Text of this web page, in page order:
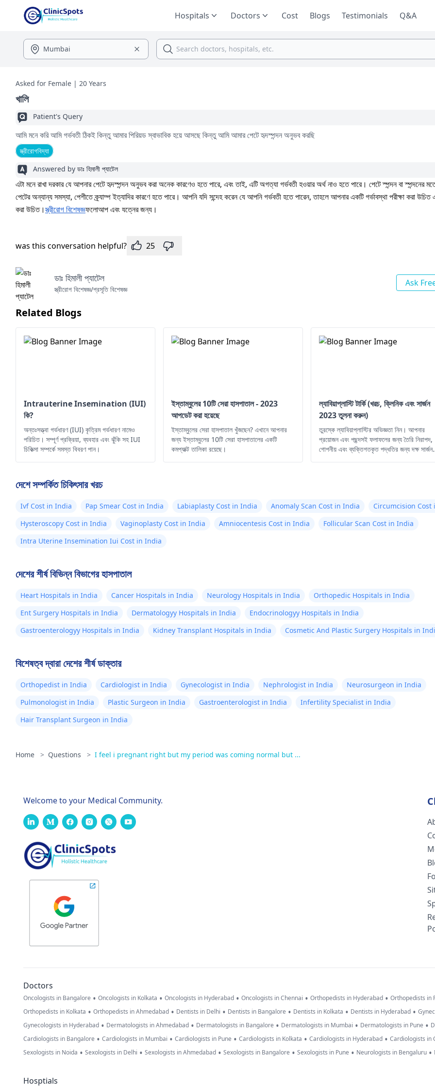
Hospitals Doctors Cost Blogs Testimonials Q&A
Asked for Female | 20 Years
খালি
Patient's Query
আমি মনে করি আমি গর্ভবতী ঠিকই কিন্তু আমার পিরিয়ড স্বাভাবিক হয়ে আসছে কিন্তু আমি আমার পেটে হৃদস্পন্দন অনুভব করছি
স্ত্রীরোগবিদ্যা
Answered by ডাঃ হিমালী প্যাটেল
এটা মনে রাখা দরকার যে আপনার পেটে হৃদস্পন্দন অনুভব করা অনেক কারণেও হতে পারে, এবং তাই, এটি অগত্যা গর্ভবতী হওয়ার অর্থ নাও হতে পারে। পেটে স্পন্দন বা স্পন্দনের
পেটের অন্যান্য সমস্যা, পেশীতে ক্র্যাম্প ইত্যাদির কারণে হতে পারে। আপনি যদি সন্দেহ করেন যে আপনি গর্ভবতী হতে পারেন, তাহলে আপনার একটি গর্ভাবস্থা পরীক্ষা করা উচিত
করা উচিত।স্ত্রীরোগ বিশেষজ্ঞফলোআপ এবং যত্নের জন্য।
was this conversation helpful? 25
ডাঃ হিমালী প্যাটেল
স্ত্রীরোগ বিশেষজ্ঞ/প্রসূতি বিশেষজ্ঞ
Ask
Related Blogs
Intrauterine Insemination (IUI)
কি?
অন্তঃসত্ত্বা গর্ভধারণ (IUI) কৃত্রিম গর্ভধারণ নামেও
পরিচিত। সম্পূর্ণ প্রক্রিয়া, ব্যবহার এবং ঝুঁকি সহ IUI
চিকিত্সা সম্পর্কে সমস্ত বিবরণ পান।
ইস্তাম্বুলের 10টি সেরা হাসপাতাল - 2023
আপডেট করা হয়েছে
ইস্তাম্বুলের সেরা হাসপাতাল খুঁজছেন? এখানে আপনার
জন্য ইস্তাম্বুলের 10টি সেরা হাসপাতালের একটি
কমপ্যাক্ট তালিকা রয়েছে।
ল্যাবিয়াপ্লাস্টি টার্কি (খরচ, ক্লিনিক এবং সার্জন
2023 তুলনা করুন)
তুরস্কে ল্যাবিয়াপ্লাস্টির অভিজ্ঞতা নিন। আপনার
প্রয়োজন এবং পছন্দসই ফলাফলের জন্য তৈরি নিরাপদ,
গোপনীয় এবং ব্যক্তিগতকৃত পদ্ধতির জন্য দক্ষ সার্জন
দেশে সম্পর্কিত চিকিৎসার খরচ
Ivf Cost in India Pap Smear Cost in India Labiaplasty Cost in India Anomaly Scan Cost in India
Circumcision Cost
Hysteroscopy Cost in India
Vaginoplasty Cost in India Amniocentesis Cost in India
Follicular Scan Cost in India
Intra Uterine Insemination Iui Cost in India
দেশের শীর্ষ বিভিন্ন বিভাগের হাসপাতাল
Heart Hospitals in India Cancer Hospitals in India Neurology Hospitals in India
Orthopedic Hospitals in India
Ent Surgery Hospitals in India
Dermatologyy Hospitals in India
Endocrinologyy Hospitals in India
Gastroenterologyy Hospitals in India
Kidney Transplant Hospitals in India Cosmetic And Plastic Surgery Hospitals in
বিশেষত্ব দ্বারা দেশের শীর্ষ ডাক্তার
Orthopedist in India Cardiologist in India Gynecologist in India Nephrologist in India
Neurosurgeon in India
Pulmonologist in India
Plastic Surgeon in India Gastroenterologist in India
Infertility Specialist in India
Hair Transplant Surgeon in India
Home > Questions > I feel i pregnant right but my period was coming normal but ...
Welcome to your Medical Community.
Doctors
Oncologists in Bangalore • Oncologists in Kolkata • Oncologists in Hyderabad • Oncologists in Chennai • Orthopedists in Hyderabad • Orthopedists in
Orthopedists in Kolkata • Orthopedists in Ahmedabad • Dentists in Delhi • Dentists in Bangalore • Dentists in Kolkata • Dentists in Hyderabad •
Gynecologists in Hyderabad • Dermatologists in Ahmedabad • Dermatologists in Bangalore • Dermatologists in Mumbai • Dermatologists in Pune •
Cardiologists in Bangalore • Cardiologists in Mumbai • Cardiologists in Pune • Cardiologists in Kolkata • Cardiologists in Hyderabad • Cardiologists in
Sexologists in Noida • Sexologists in Delhi • Sexologists in Ahmedabad • Sexologists in Bangalore • Sexologists in Pune • Neurologists in Bengaluru •
Hosptials